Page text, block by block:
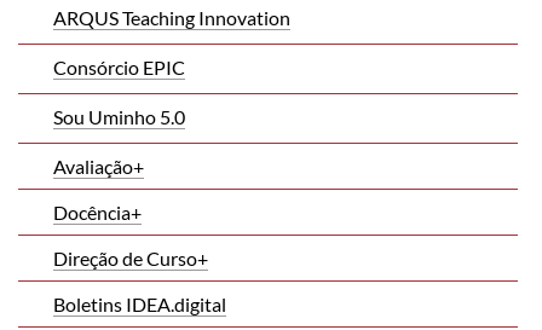
ARQUS Teaching Innovation
Consórcio EPIC
Sou Uminho 5.0
Avaliação+
​Docência+
Direção de Curso+
Boletins IDEA.digital